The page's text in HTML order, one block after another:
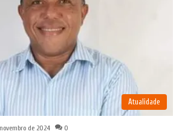
Atualidade
de 2024 0